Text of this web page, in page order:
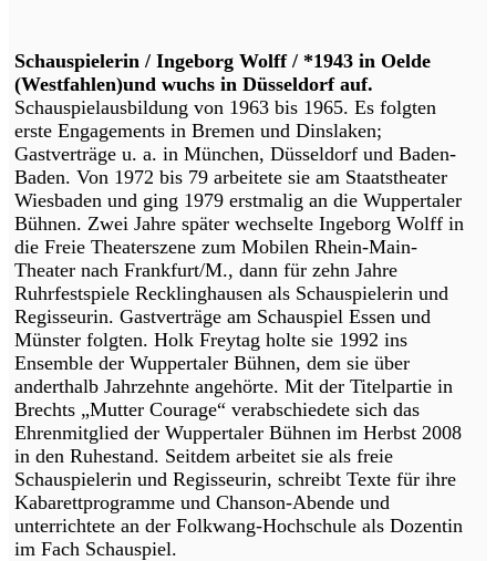
Schauspielerin / Ingeborg Wolff / *1943 in Oelde
(Westfahlen)und wuchs in Düsseldorf auf.
Schauspielausbildung von 1963 bis 1965. Es folgten
erste Engagements in Bremen und Dinslaken;
Gastverträge u. a. in München, Düsseldorf und Baden-
Baden. Von 1972 bis 79 arbeitete sie am Staatstheater
Wiesbaden und ging 1979 erstmalig an die Wuppertaler
Bühnen. Zwei Jahre später wechselte Ingeborg Wolff in
die Freie Theaterszene zum Mobilen Rhein-Main-
Theater nach Frankfurt/M., dann für zehn Jahre
Ruhrfestspiele Recklinghausen als Schauspielerin und
Regisseurin. Gastverträge am Schauspiel Essen und
Münster folgten. Holk Freytag holte sie 1992 ins
Ensemble der Wuppertaler Bühnen, dem sie über
anderthalb Jahrzehnte angehörte. Mit der Titelpartie in
Brechts „Mutter Courage“ verabschiedete sich das
Ehrenmitglied der Wuppertaler Bühnen im Herbst 2008
in den Ruhestand. Seitdem arbeitet sie als freie
Schauspielerin und Regisseurin, schreibt Texte für ihre
Kabarettprogramme und Chanson-Abende und
unterrichtete an der Folkwang-Hochschule als Dozentin
im Fach Schauspiel.